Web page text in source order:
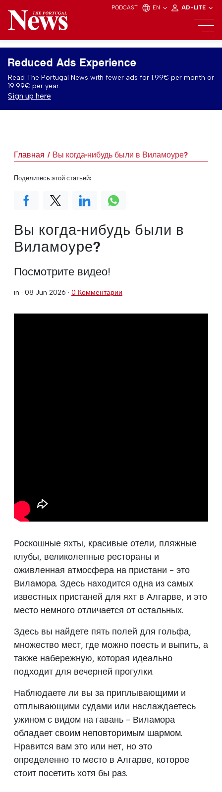
PODCAST EN AD-LITE
Reduced Ads Experience
Read The Portugal News with fewer ads for 1.99€ per month or
19.99€ per year.
Sign up here
Главная Вы когда-нибудь были в Виламоуре?
Вы когда-нибудь были в
Виламоуре?
Посмотрите видео!
in · 08 Jun 2026 · 0 Комментарии
Роскошные яхты, красивые отели, пляжные
клубы, великолепные рестораны и
оживленная атмосфера на пристани - это
Виламора. Здесь находится одна из самых
известных пристаней для яхт в Алгарве, и это
место немного отличается от остальных.
Здесь вы найдете пять полей для гольфа,
множество мест, где можно поесть и выпить, а
также набережную, которая идеально
подходит для вечерней прогулки.
Наблюдаете ли вы за приплывающими и
отплывающими судами или наслаждаетесь
ужином с видом на гавань - Виламора
обладает своим неповторимым шармом.
Нравится вам это или нет, но это
определенно то место в Алгарве, которое
стоит посетить хотя бы раз.
Поделитесь этой статьей: